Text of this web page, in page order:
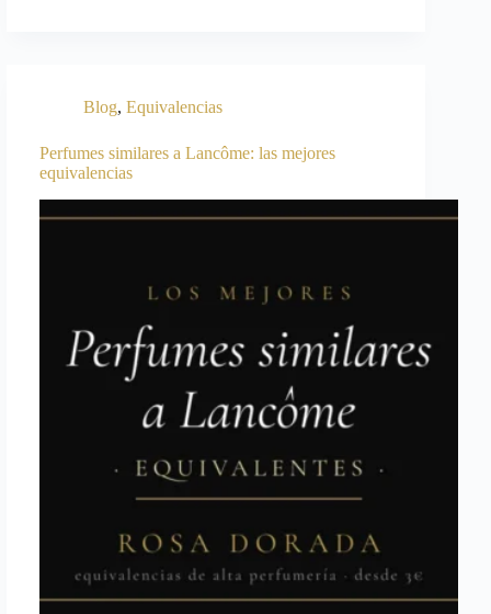
Blog, Equivalencias
Perfumes similares a Lancôme: las mejores
equivalencias